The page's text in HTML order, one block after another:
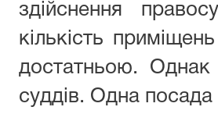
здійснення
кількість
достатньою.
суддів. Одна